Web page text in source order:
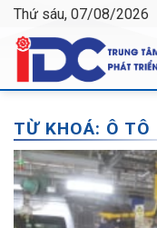
Skip
content
Thứ sáu, 07/08/2026
TỪ KHOÁ: Ô TÔ